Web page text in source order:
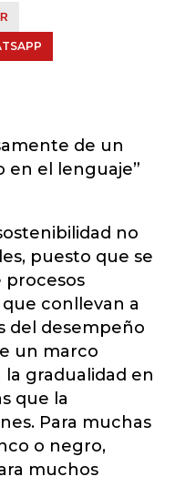
de un
en el lenguaje”
no
puesto que se
procesos
conllevan a
del desempeño
un marco
gradualidad en
que la
Para muchas
o negro,
muchos